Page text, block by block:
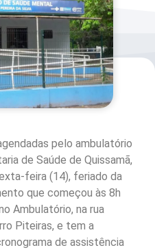
pelo ambulatório
de Saúde de Quissamã,
feira (14), feriado da
que começou às 8h
Ambulatório, na rua
Piteiras, e tem a
de assistência